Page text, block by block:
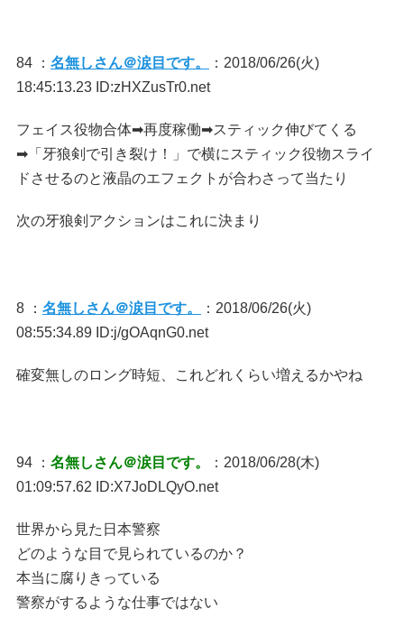
84 ： 名無しさん＠涙目です。
：2018/06/26(火)
18:45:13.23 ID:zHXZusTr0.net
フェイス役物合体➡再度稼働➡スティック伸びてくる
➡「牙狼剣で引き裂け！」で横にスティック役物スライ
ドさせるのと液晶のエフェクトが合わさって当たり
次の牙狼剣アクションはこれに決まり
8 ： 名無しさん＠涙目です。
：2018/06/26(火)
08:55:34.89 ID:j/gOAqnG0.net
確変無しのロング時短、これどれくらい増えるかやね
94 ： 名無しさん＠涙目です。
：2018/06/28(木)
01:09:57.62 ID:X7JoDLQyO.net
世界から見た日本警察
どのような目で見られているのか？
本当に腐りきっている
警察がするような仕事ではない